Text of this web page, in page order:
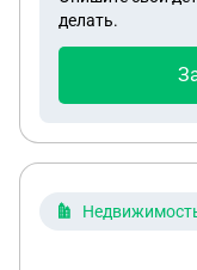
признать
собственником
делать.